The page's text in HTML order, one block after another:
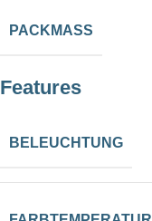
PACKMASS
Features
BELEUCHTUNG